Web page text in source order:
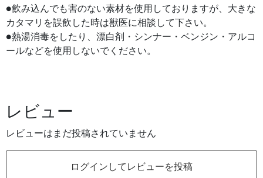
●飲み込んでも害のない素材を使用しておりますが、大きな
カタマリを誤飲した時は獣医に相談して下さい。
●熱湯消毒をしたり、漂白剤・シンナー・ベンジン・アルコ
ールなどを使用しないでください。
レビュー
レビューはまだ投稿されていません
ログインしてレビューを投稿